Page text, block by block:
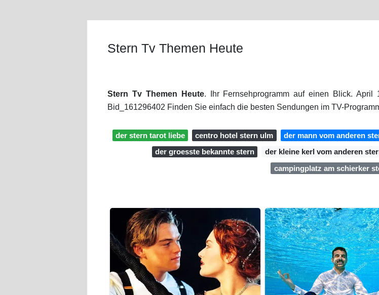
Stern Tv Themen Heute
Stern Tv Themen Heute. Ihr Fernsehprogramm auf einen Blick.
Bid_161296402 Finden Sie einfach die besten Sendungen im TV-
der stern tarot liebe centro hotel stern ulm der mann vom anderen
der groesste bekannte stern
der kleine kerl vom anderen
campingplatz am schierker